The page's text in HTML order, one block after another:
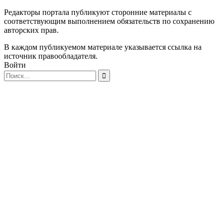
Редакторы портала публикуют сторонние материалы с
соответствующим выполнением обязательств по сохранению
авторских прав.
В каждом публикуемом материале указывается ссылка на
источник правообладателя.
Войти